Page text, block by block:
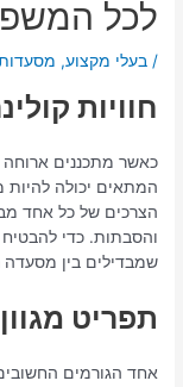
לכל
/בעלי מקצוע,
חוויות
כאשר מתכננים
המתאים יכולה
הצרכים של כל אחד
והסבתות. כדי
שמבדילים בין
תפריט
אחד הגורמים